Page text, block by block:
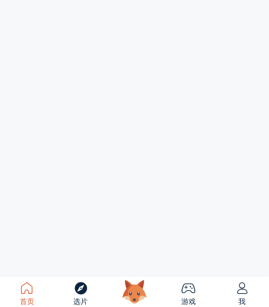
首页 选片 游戏 我